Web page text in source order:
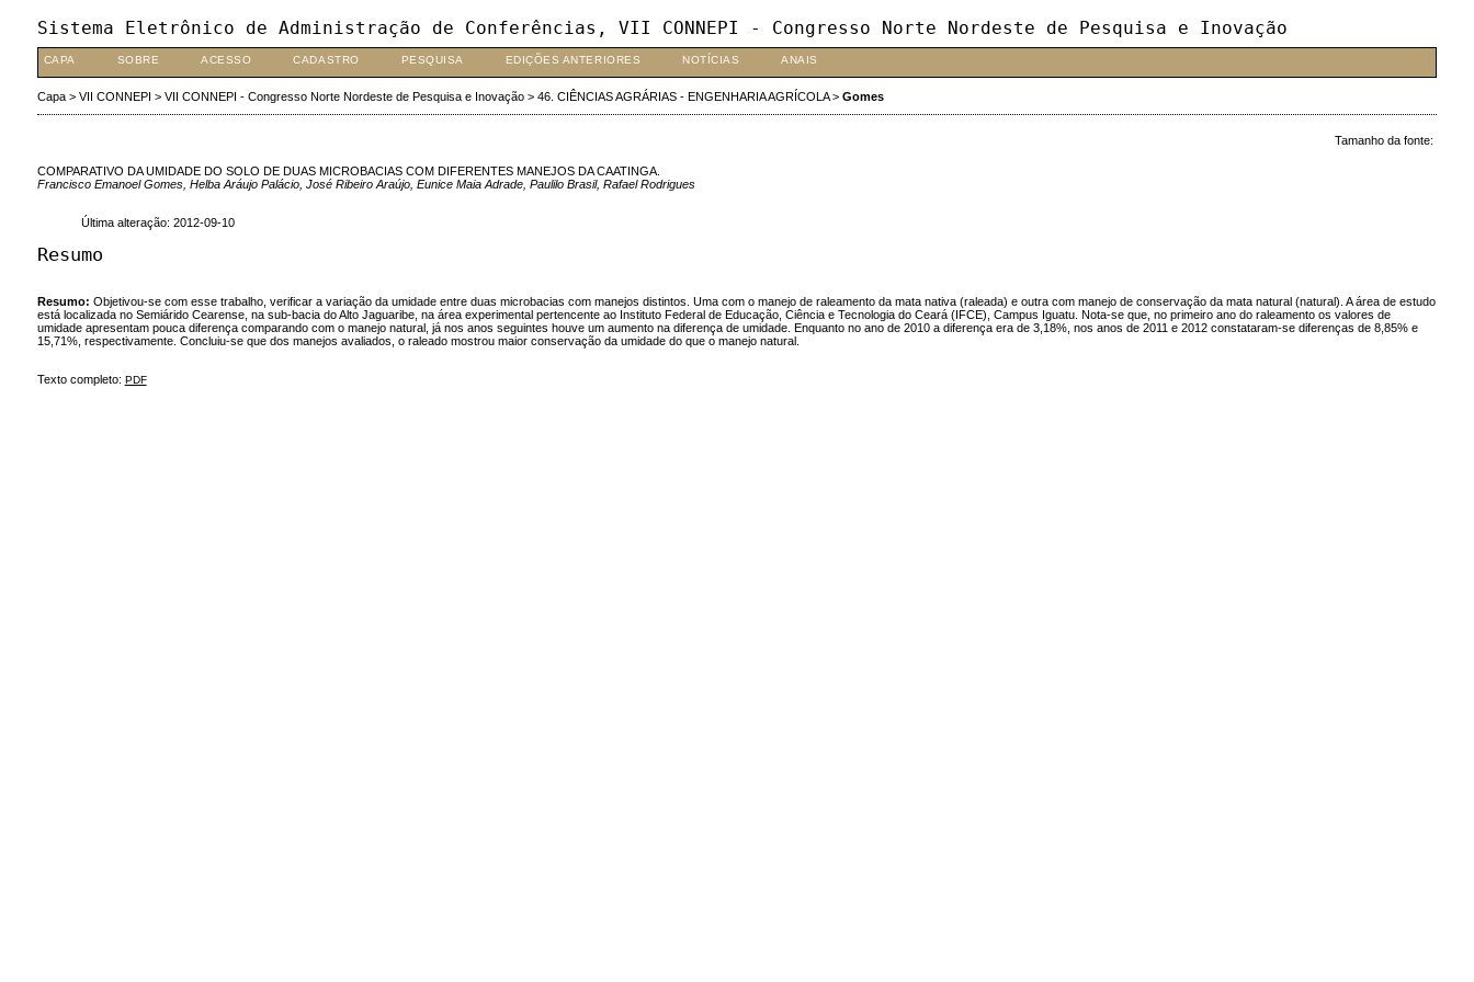
Sistema Eletrônico de Administração de Conferências, VII CONNEPI - Congresso Norte Nordeste de Pesquisa e Inovação
CAPA SOBRE ACESSO CADASTRO PESQUISA EDIÇÕES ANTERIORES NOTÍCIAS ANAIS
Capa> VII CONNEPI > VII CONNEPI - Congresso Norte Nordeste de Pesquisa e Inovação> 46. CIÊNCIAS AGRÁRIAS - ENGENHARIA AGRÍCOLA> Gomes
Tamanho da fonte:
COMPARATIVO DA UMIDADE DO SOLO DE DUAS MICROBACIAS COM DIFERENTES MANEJOS DA CAATINGA.
Francisco Emanoel Gomes, Helba Aráujo Palácio, José Ribeiro Araújo, Eunice Maia Adrade, Paulilo Brasil, Rafael Rodrigues
Última alteração: 2012-09-10
Resumo
Resumo: Objetivou-se com esse trabalho, verificar a variação da umidade entre duas microbacias com manejos distintos. Uma com o manejo de raleamento da mata nativa (raleada) e outra com manejo de conservação da mata natural (natural). A área de estudo
está localizada no Semiárido Cearense, na sub-bacia do Alto Jaguaribe, na área experimental pertencente ao Instituto Federal de Educação, Ciência e Tecnologia do Ceará (IFCE), Campus Iguatu. Nota-se que, no primeiro ano do raleamento os valores de
umidade apresentam pouca diferença comparando com o manejo natural, já nos anos seguintes houve um aumento na diferença de umidade. Enquanto no ano de 2010 a diferença era de 3,18%, nos anos de 2011 e 2012 constataram-se diferenças de 8,85% e
15,71%, respectivamente. Concluiu-se que dos manejos avaliados, o raleado mostrou maior conservação da umidade do que o manejo natural.
Texto completo: PDF